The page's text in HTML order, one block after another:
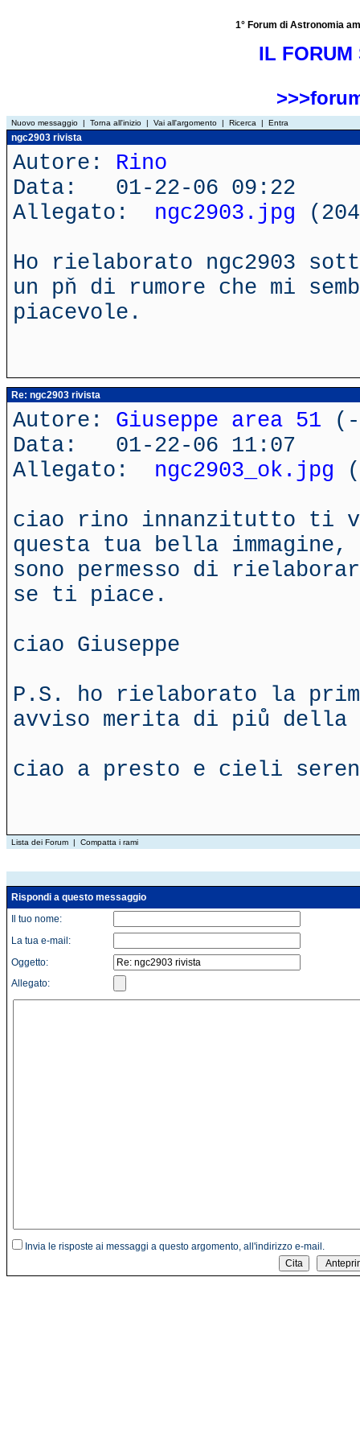
1° Forum di Astronomia
IL FORUM
Nuovo messaggio | Torna all'inizio | Vai all'argomento | Ricerca | Entra
ngc2903 rivista
Autore: Rino
Data: 01-22-06 09:22
Allegato: ngc2903.jpg
Ho rielaborato ngc2903
un pň di rumore che mi
piacevole.
Re: ngc2903 rivista
Autore: Giuseppe area 51
Data: 01-22-06 11:07
Allegato: ngc2903_ok.jpg
ciao rino innanzitutto ti
questa tua bella
sono permesso di
se ti piace.
ciao Giuseppe
P.S. ho rielaborato la
avviso merita di piů della
ciao a presto e cieli
Lista dei Forum | Compatta i rami
Rispondi a questo messaggio
Il tuo nome:
La tua e-mail:
Oggetto:
Allegato:
Invia le risposte ai messaggi a questo argomento, all'indirizzo e-mail.